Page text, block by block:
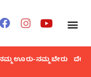
ಊರು-ನಮ್ಮ ಬೇರು ದೇಶ